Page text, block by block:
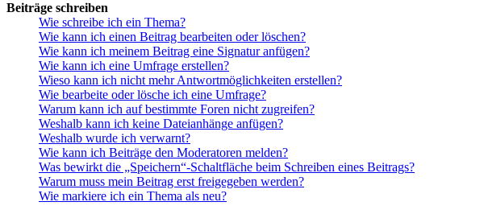
Beiträge schreiben
Wie schreibe ich ein Thema?
Wie kann ich einen Beitrag bearbeiten oder löschen?
Wie kann ich meinem Beitrag eine Signatur anfügen?
Wie kann ich eine Umfrage erstellen?
Wieso kann ich nicht mehr Antwortmöglichkeiten erstellen?
Wie bearbeite oder lösche ich eine Umfrage?
Warum kann ich auf bestimmte Foren nicht zugreifen?
Weshalb kann ich keine Dateianhänge anfügen?
Weshalb wurde ich verwarnt?
Wie kann ich Beiträge den Moderatoren melden?
Was bewirkt die „Speichern“-Schaltfläche beim Schreiben eines Beitrags?
Warum muss mein Beitrag erst freigegeben werden?
Wie markiere ich ein Thema als neu?